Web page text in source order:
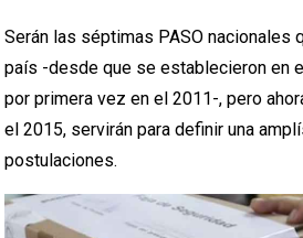
Serán las séptimas PASO nacionales
país -desde que se establecieron en
por primera vez en el 2011-, pero
el 2015, servirán para definir una
postulaciones.